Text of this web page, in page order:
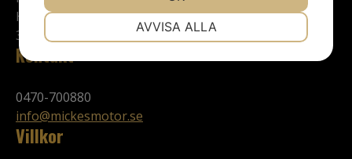
Hjalmar Petris v. 57-59
352 46 Växjö
Kontakt
0470-700880
info@mickesmotor.se
Villkor
AVVISA ALLA